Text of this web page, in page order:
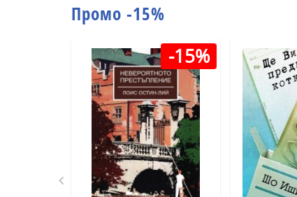
Промо -15%
-15%